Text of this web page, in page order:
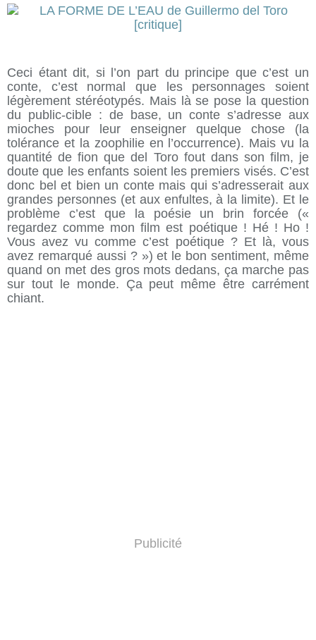
Ceci étant dit, si l’on part du principe que c’est un
conte, c’est normal que les personnages soient
légèrement stéréotypés. Mais là se pose la question
du public-cible : de base, un conte s’adresse aux
mioches pour leur enseigner quelque chose (la
tolérance et la zoophilie en l’occurrence). Mais vu la
quantité de fion que del Toro fout dans son film, je
doute que les enfants soient les premiers visés. C’est
donc bel et bien un conte mais qui s’adresserait aux
grandes personnes (et aux enfultes, à la limite). Et le
problème c’est que la poésie un brin forcée («
regardez comme mon film est poétique ! Hé ! Ho !
Vous avez vu comme c’est poétique ? Et là, vous
avez remarqué aussi ? ») et le bon sentiment, même
quand on met des gros mots dedans, ça marche pas
sur tout le monde. Ça peut même être carrément
chiant.
Publicité